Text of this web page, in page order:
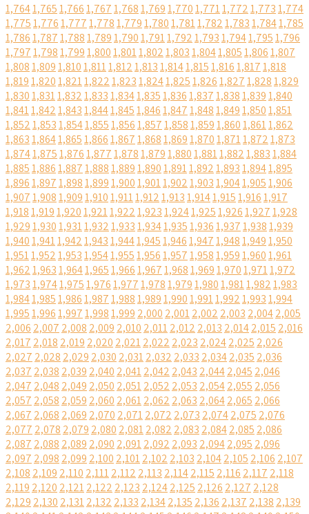
1,7641,7651,7661,7671,7681,7691,7701,7711,7721,7731,774
1,7751,7761,7771,7781,7791,7801,7811,7821,7831,7841,785
1,7861,7871,7881,7891,7901,7911,7921,7931,7941,7951,796
1,7971,7981,7991,8001,8011,8021,8031,8041,8051,8061,807
1,8081,8091,8101,8111,8121,8131,8141,8151,8161,8171,818
1,8191,8201,8211,8221,8231,8241,8251,8261,8271,8281,829
1,8301,8311,8321,8331,8341,8351,8361,8371,8381,8391,840
1,8411,8421,8431,8441,8451,8461,8471,8481,8491,8501,851
1,8521,8531,8541,8551,8561,8571,8581,8591,8601,8611,862
1,8631,8641,8651,8661,8671,8681,8691,8701,8711,8721,873
1,8741,8751,8761,8771,8781,8791,8801,8811,8821,8831,884
1,8851,8861,8871,8881,8891,8901,8911,8921,8931,8941,895
1,8961,8971,8981,8991,9001,9011,9021,9031,9041,9051,906
1,9071,9081,9091,9101,9111,9121,9131,9141,9151,9161,917
1,9181,9191,9201,9211,9221,9231,9241,9251,9261,9271,928
1,9291,9301,9311,9321,9331,9341,9351,9361,9371,9381,939
1,9401,9411,9421,9431,9441,9451,9461,9471,9481,9491,950
1,9511,9521,9531,9541,9551,9561,9571,9581,9591,9601,961
1,9621,9631,9641,9651,9661,9671,9681,9691,9701,9711,972
1,9731,9741,9751,9761,9771,9781,9791,9801,9811,9821,983
1,9841,9851,9861,9871,9881,9891,9901,9911,9921,9931,994
1,9951,9961,9971,9981,999 2,000 2,0012,002 2,003 2,0042,005
2,006 2,007 2,008 2,009 2,010 2,0112,012 2,013 2,0142,015 2,016
2,017 2,018 2,019 2,020 2,0212,022 2,023 2,0242,025 2,026
2,027 2,028 2,029 2,030 2,0312,032 2,033 2,0342,035 2,036
2,037 2,038 2,039 2,040 2,0412,042 2,043 2,0442,045 2,046
2,047 2,048 2,049 2,050 2,0512,052 2,053 2,0542,055 2,056
2,057 2,058 2,059 2,060 2,0612,062 2,063 2,0642,065 2,066
2,067 2,068 2,069 2,070 2,0712,072 2,073 2,0742,075 2,076
2,077 2,078 2,079 2,080 2,0812,082 2,083 2,0842,085 2,086
2,087 2,088 2,089 2,090 2,0912,092 2,093 2,0942,095 2,096
2,097 2,098 2,099 2,100 2,1012,102 2,103 2,1042,105 2,106 2,107
2,108 2,109 2,110 2,1112,112 2,113 2,1142,115 2,116 2,117 2,118
2,119 2,120 2,1212,122 2,123 2,1242,125 2,126 2,127 2,128
2,129 2,130 2,1312,132 2,133 2,1342,135 2,136 2,137 2,138 2,139